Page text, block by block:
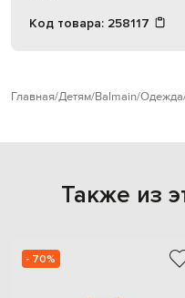
Код товара: 258117
Главная Детям Balmain Одежда
Также из
- 70%